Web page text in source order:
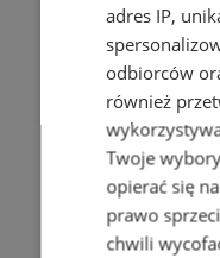
adres IP,
odbiorców
również
Twoje
opierać się
prawo
chwili